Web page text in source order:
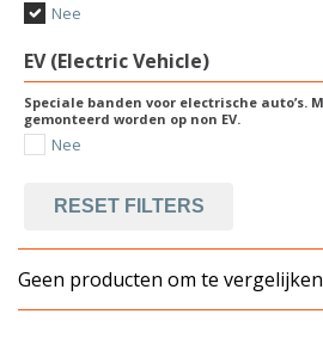
Nee
EV (Electric Vehicle)
Speciale banden voor electrische auto’s.
gemonteerd worden op non EV.
Nee
RESET FILTERS
Geen producten om te vergelijken